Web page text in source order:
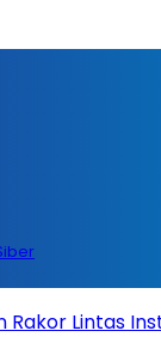
Rakor Lintas